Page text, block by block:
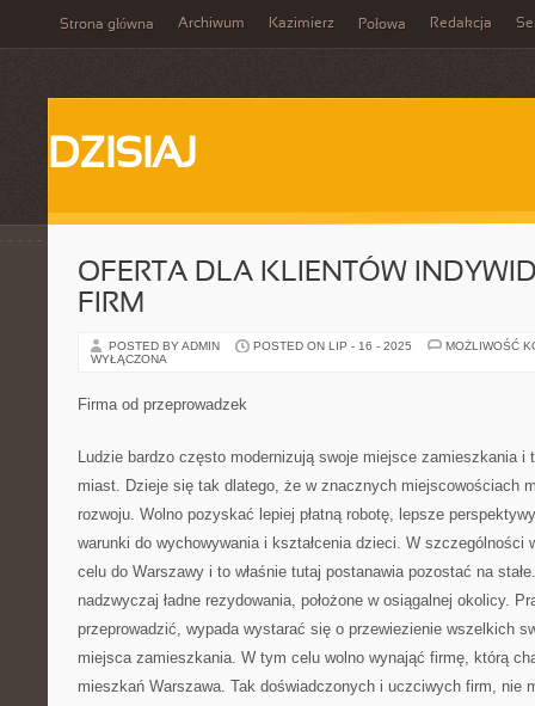
Strona główna Archiwum Kazimierz Połowa Redakcja
DZISIAJ
OFERTA DLA KLIENTÓW
FIRM
POSTED BY ADMIN POSTED ON LIP - 16 - 2025
MOŻLIWOŚĆ
WYŁĄCZONA
Firma od przeprowadzek
Ludzie bardzo często modernizują swoje miejsce zamieszkania i
miast. Dzieje się tak dlatego, że w znacznych miejscowościach
rozwoju. Wolno pozyskać lepiej płatną robotę, lepsze
warunki do wychowywania i kształcenia dzieci. W szczególności
celu do Warszawy i to właśnie tutaj postanawia pozostać na
nadzwyczaj ładne rezydowania, położone w osiągalnej okolicy.
przeprowadzić, wypada wystarać się o przewiezienie wszelkich
miejsca zamieszkania. W tym celu wolno wynająć firmę, którą
mieszkań Warszawa. Tak doświadczonych i uczciwych firm, nie